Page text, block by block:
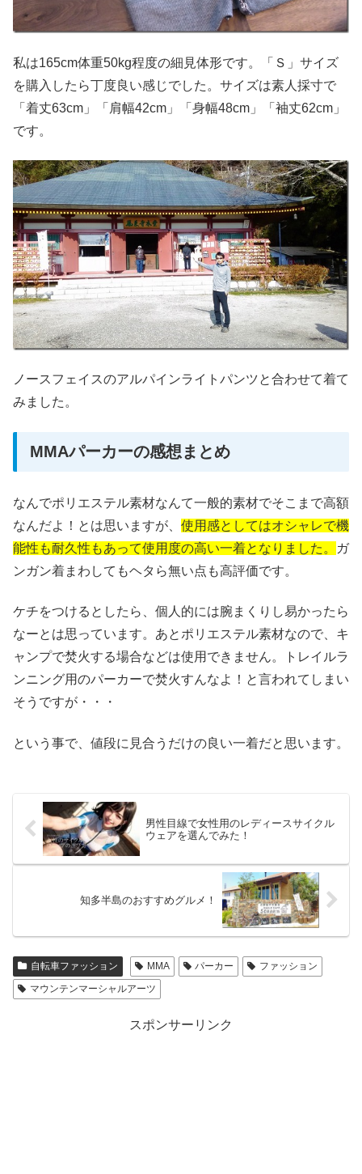
私は165cm体重50kg程度の細見体形です。「Ｓ」サイズ
を購入したら丁度良い感じでした。サイズは素人採寸で
「着丈63cm」「肩幅42cm」「身幅48cm」「袖丈62cm」
です。
ノースフェイスのアルパインライトパンツと合わせて着て
みました。
MMAパーカーの感想まとめ
なんでポリエステル素材なんて一般的素材でそこまで高額
なんだよ！とは思いますが、 使用感としてはオシャレで機
能性も耐久性もあって使用度の高い一着となりました。
ガ
ンガン着まわしてもヘタら無い点も高評価です。
ケチをつけるとしたら、個人的には腕まくりし易かったら
なーとは思っています。あとポリエステル素材なので、キ
ャンプで焚火する場合などは使用できません。トレイルラ
ンニング用のパーカーで焚火すんなよ！と言われてしまい
そうですが・・・
という事で、値段に見合うだけの良い一着だと思います。
男性目線で女性用のレディースサイクル
ウェアを選んでみた！
知多半島のおすすめグルメ！
自転車ファッション MMA パーカー
ファッション
マウンテンマーシャルアーツ
スポンサーリンク